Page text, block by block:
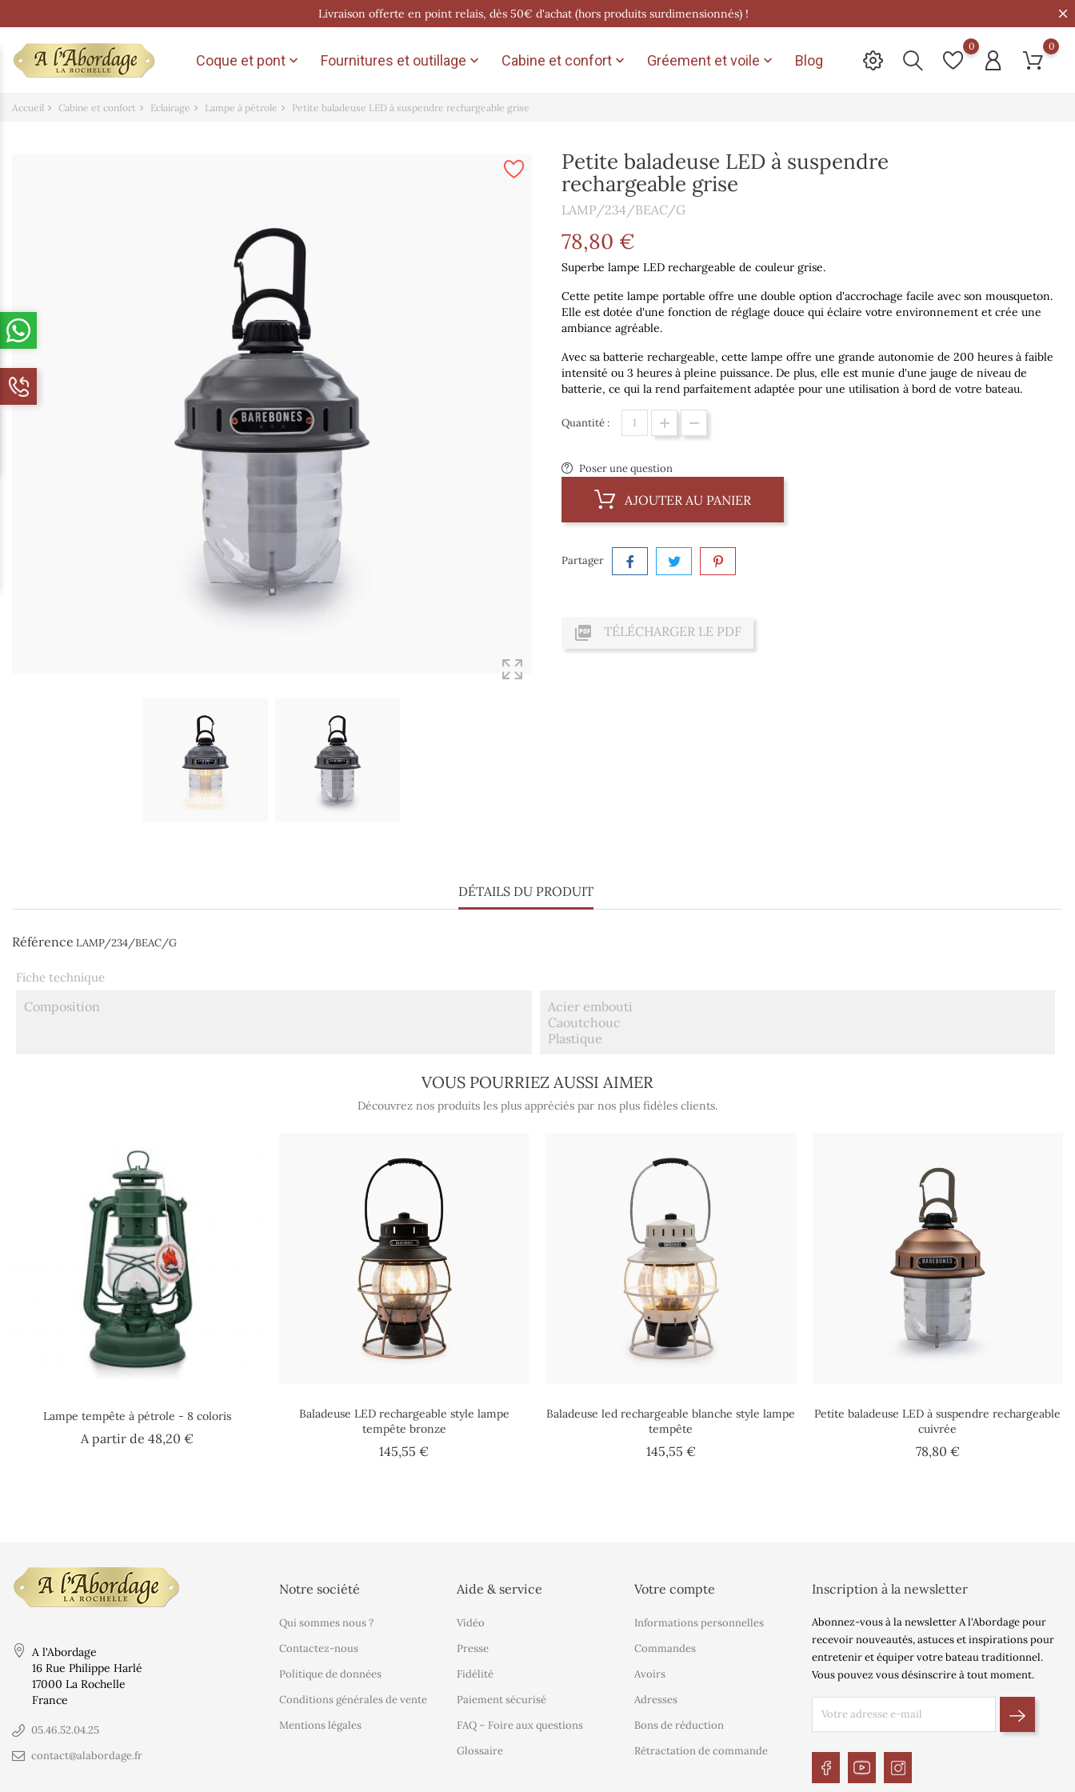
Livraison offerte en point relais, dès 50€ d'achat (hors produits surdimensionnés) !
Coque et pont  Fournitures et outillage  Cabine et confort  Gréement et voile  Blog
0 0
Accueil Cabine et confort Eclairage Lampe à pétrole Petite baladeuse LED à suspendre rechargeable grise
Petite baladeuse LED à suspendre
rechargeable grise
LAMP/234/BEAC/G
78,80 €
Superbe lampe LED rechargeable de couleur grise.
Cette petite lampe portable offre une double option d'accrochage facile avec son mousqueton.
Elle est dotée d'une fonction de réglage douce qui éclaire votre environnement et crée une
ambiance agréable.
Avec sa batterie rechargeable, cette lampe offre une grande autonomie de 200 heures à faible
intensité ou 3 heures à pleine puissance. De plus, elle est munie d'une jauge de niveau de
batterie, ce qui la rend parfaitement adaptée pour une utilisation à bord de votre bateau.
Quantité :
Poser une question
AJOUTER AU PANIER
Partager
 TÉLÉCHARGER LE PDF
DÉTAILS DU PRODUIT
Référence LAMP/234/BEAC/G
Fiche technique
Composition
Acier embouti
Caoutchouc
Plastique
VOUS POURRIEZ AUSSI AIMER
Découvrez nos produits les plus appréciés par nos plus fidèles clients.
Lampe tempête à pétrole - 8 coloris
A partir de48,20 €Prix
Baladeuse LED rechargeable style lampe
tempête bronze
145,55 €Prix
Baladeuse led rechargeable blanche style lampe
tempête
145,55 €Prix
Petite baladeuse LED à suspendre rechargeable
cuivrée
78,80 €Prix
A l'Abordage
16 Rue Philippe Harlé
17000 La Rochelle
France
05.46.52.04.25
contact@alabordage.fr
Notre société
Qui sommes nous ?
Contactez-nous
Politique de données
Conditions générales de vente
Mentions légales
Aide & service
Vidéo
Presse
Fidélité
Paiement sécurisé
FAQ – Foire aux questions
Glossaire
Votre compte
Informations personnelles
Commandes
Avoirs
Adresses
Bons de réduction
Rétractation de commande
Inscription à la newsletter
Abonnez-vous à la newsletter A l'Abordage pour
recevoir nouveautés, astuces et inspirations pour
entretenir et équiper votre bateau traditionnel.
Vous pouvez vous désinscrire à tout moment.